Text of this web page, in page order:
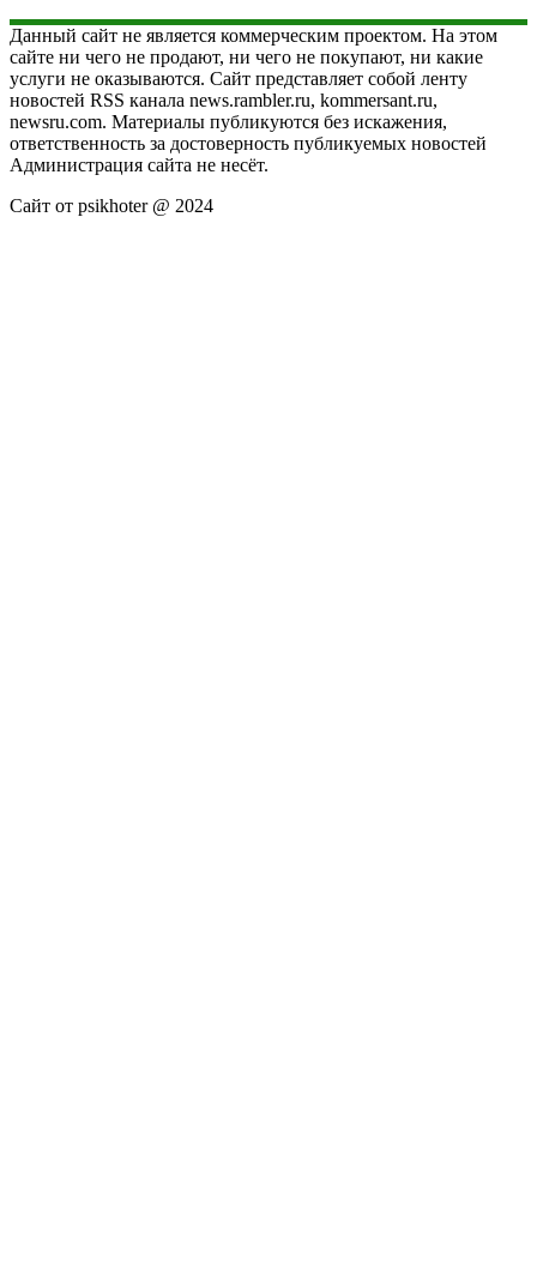
Данный сайт не является коммерческим проектом. На этом
сайте ни чего не продают, ни чего не покупают, ни какие
услуги не оказываются. Сайт представляет собой ленту
новостей RSS канала news.rambler.ru, kommersant.ru,
newsru.com. Материалы публикуются без искажения,
ответственность за достоверность публикуемых новостей
Администрация сайта не несёт.
Сайт от psikhoter @ 2024